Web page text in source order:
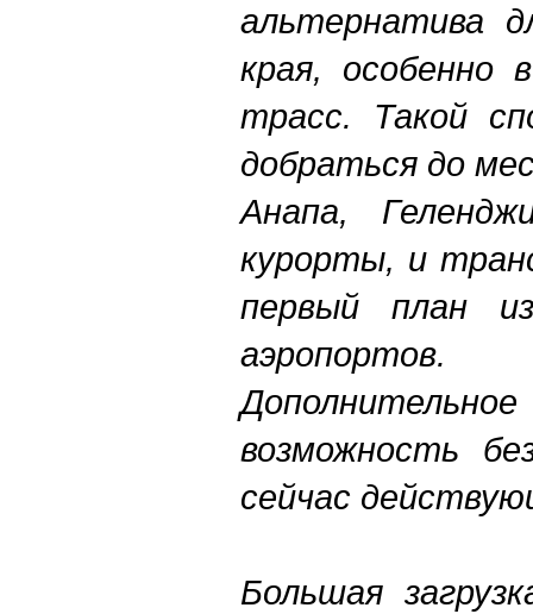
альтернатива
края, особенно
трасс. Такой
добраться до
Анапа,
курорты, и
первый план
аэропортов.
возможность
сейчас
Большая